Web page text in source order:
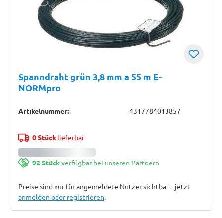
Spanndraht grün 3,8 mm a 55 m E-
NORMpro
Artikelnummer: 4317784013857
0 Stücklieferbar
92 Stückverfügbar bei unseren Partnern
Preise sind nur für angemeldete Nutzer sichtbar – jetzt
anmelden oder registrieren.